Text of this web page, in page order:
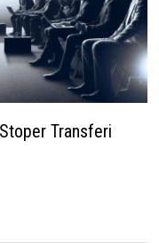
Stoper Transferi